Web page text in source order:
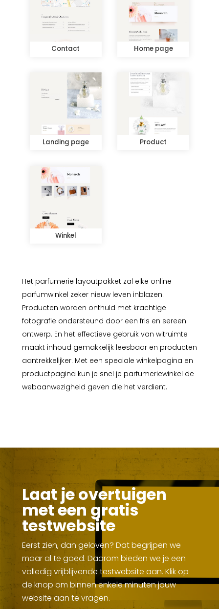
Het parfumerie layoutpakket zal elke online
parfumwinkel zeker nieuw leven inblazen.
Producten worden onthuld met krachtige
fotografie ondersteund door een fris en sereen
ontwerp. En het effectieve gebruik van witruimte
maakt inhoud gemakkelijk leesbaar en producten
aantrekkelijker. Met een speciale winkelpagina en
productpagina kun je snel je parfumeriewinkel de
webaanwezigheid geven die het verdient.
Contact Home page
Landing page Product
Winkel
Laat je overtuigen
met een gratis
testwebsite
Eerst zien, dan geloven? Dat begrijpen we
maar al te goed. Daarom bieden we je een
volledig vrijblijvende testwebsite aan. Klik op
de knop om binnen enkele minuten jouw
website aan te vragen.